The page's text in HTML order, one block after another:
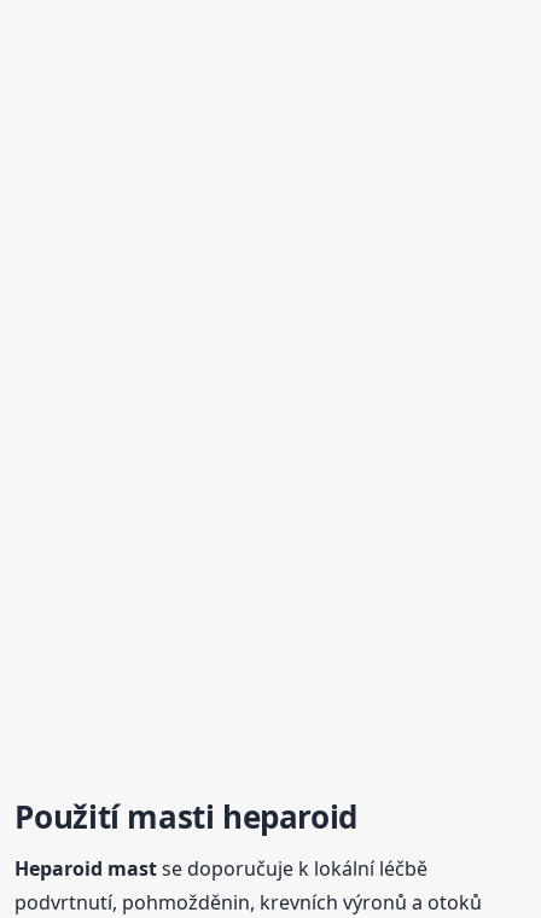
Použitímasti heparoid
Heparoid mastse doporučuje k lokální léčbě
podvrtnutí, pohmožděnin, krevních výronů a otoků